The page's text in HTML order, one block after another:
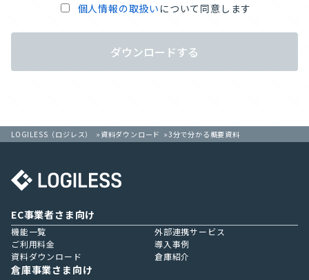
個人情報の取扱い について同意します
ダウンロードする
LOGILESS（ロジレス） 資料ダウンロード 3分で分かる概要資料
EC事業者さま向け
機能一覧
外部連携サービス
ご利用料金
導入事例
資料ダウンロード
倉庫紹介
倉庫事業さま向け